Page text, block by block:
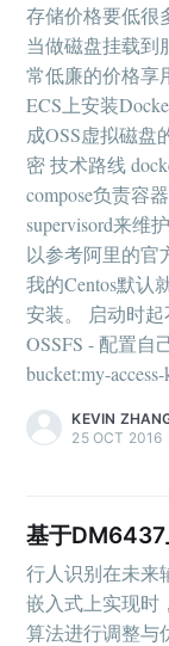
存储价格要低很
当做磁盘挂载到
常低廉的价格享
ECS上安装
成OSS虚拟磁盘
密 技术路线
compose负责容
supervisord来维
以参考阿里的官
我的Centos默认
安装。 启动时
OSSFS - 配置自
bucket:my-
KEVIN
25 OCT 2016
基于DM6437
行人识别在未来
嵌入式上实现时
算法进行调整与